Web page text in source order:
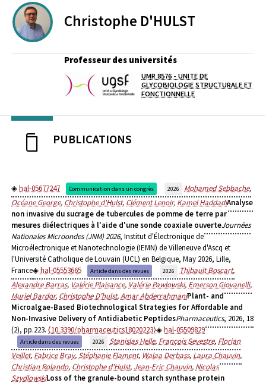
Christophe D'HULST
Professeur des universités
Laboratoire / équipe
UMR 8576 - UNITE DE
GLYCOBIOLOGIE STRUCTURALE ET
FONCTIONNELLE
PUBLICATIONS
hal-05677247 Communication dans un congrès 2026 Mohamed Sebbache,
Océane George, Christophe d'Hulst, Clément Lenoir, Kamel HaddadiAnalyse
non invasive du sucrage de tubercules de pomme de terre par
mesures diélectriques à l'aide d'une sonde coaxiale ouverteJournées
Nationales Microondes (JNM) 2026, Institut d'Électronique de
Microélectronique et Nanotechnologie (IEMN) de Villeneuve d'Ascq et
l'Université Catholique de Louvain (UCL) en Belgique, May 2026, Lille,
France
hal-05553665 Article dans des revues 2026 Thibault Boscart,
Alexandre Barras, Valérie Plaisance, Valérie Pawlowski, Emerson Giovanelli,
Muriel Bardor, Christophe D’hulst,Amar AbderrahmaniPlant- and
Microalgae-Based Biotechnological Strategies for Affordable and
Non-Invasive Delivery of Antidiabetic PeptidesPharmaceutics, 2026, 18
(2), pp.223. ⟨10.3390/pharmaceutics18020223⟩ hal-05509829
Article dans des revues 2026 Stanislas Helle, François Sevestre, Florian
Veillet, Fabrice Bray, Stéphanie Flament, Walaa Derbass, Laura Chauvin,
Christian Rolando, Christophe d'Hulst, Jean-Eric Chauvin, Nicolas
SzydlowskiLoss of the granule-bound starch synthase protein